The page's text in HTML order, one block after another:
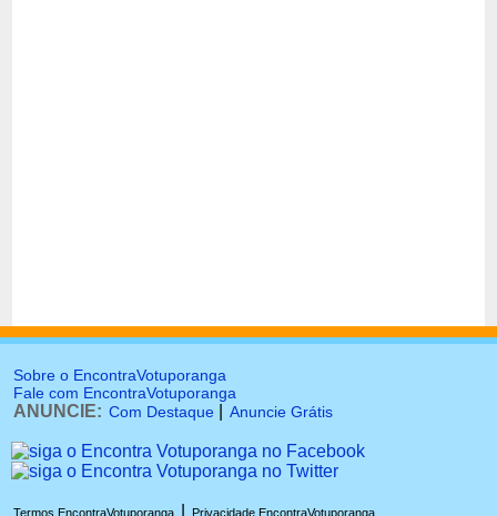
Sobre o EncontraVotuporanga
Fale com EncontraVotuporanga
ANUNCIE: Com Destaque Anuncie Grátis
Termos EncontraVotuporanga Privacidade EncontraVotuporanga